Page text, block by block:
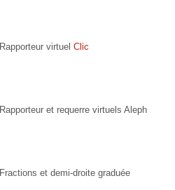
Rapporteur virtuelClic
Rapporteur et requerre virtuels Aleph
Fractions et demi-droite graduée